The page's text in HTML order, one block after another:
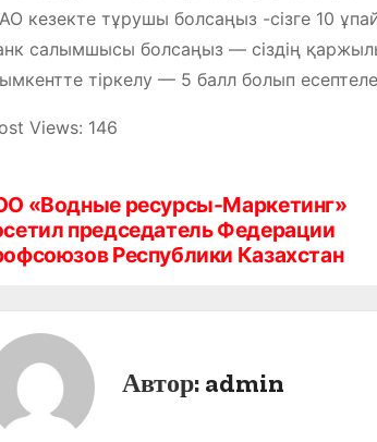
кезекте тұрушы болсаңыз -сізге 10 ұпай
салымшысы болсаңыз — сіздің
тіркелу — 5 балл болып
Views: 146
«Водные ресурсы-Маркетинг»
председатель Федерации
Республики Казахстан
Автор: admin